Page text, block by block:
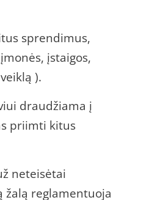
sprendimus,
įstaigos,
).
draudžiama į
priimti kitus
neteisėtai
reglamentuoja